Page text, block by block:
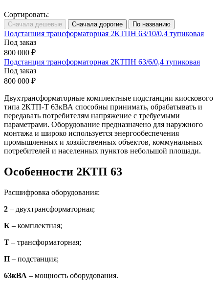
Сортировать:
Подстанция трансформаторная 2КТПН 63/10/0,4 тупиковая
Под заказ
800 000 ₽
Подстанция трансформаторная 2КТПН 63/6/0,4 тупиковая
Под заказ
800 000 ₽
Двухтрансформаторные комплектные подстанции киоскового
типа 2КТП-Т 63кВА способны принимать, обрабатывать и
передавать потребителям напряжение с требуемыми
параметрами. Оборудование предназначено для наружного
монтажа и широко используется энергообеспечения
промышленных и хозяйственных объектов, коммунальных
потребителей и населенных пунктов небольшой площади.
Особенности 2КТП 63
Расшифровка оборудования:
2 – двухтрансформаторная;
К – комплектная;
Т – трансформаторная;
П – подстанция;
63кВА – мощность оборудования.